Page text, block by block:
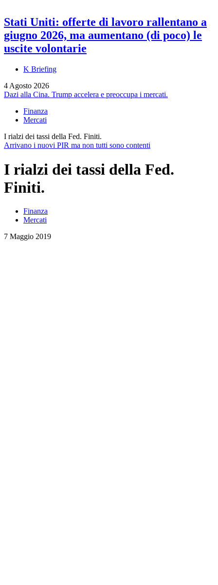
Stati Uniti: offerte di lavoro rallentano a
giugno 2026, ma aumentano (di poco) le
uscite volontarie
K Briefing
4 Agosto 2026
Dazi alla Cina. Trump accelera e preoccupa i mercati.
Finanza
Mercati
I rialzi dei tassi della Fed. Finiti.
Arrivano i nuovi PIR ma non tutti sono contenti
I rialzi dei tassi della Fed.
Finiti.
Finanza
Mercati
7 Maggio 2019